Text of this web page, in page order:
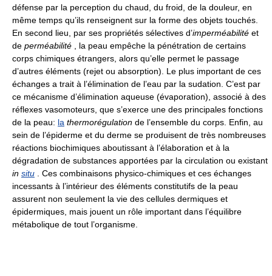
défense par la perception du chaud, du froid, de la douleur, en
même temps qu’ils renseignent sur la forme des objets touchés.
En second lieu, par ses propriétés sélectives d’imperméabilité et
de perméabilité , la peau empêche la pénétration de certains
corps chimiques étrangers, alors qu’elle permet le passage
d’autres éléments (rejet ou absorption). Le plus important de ces
échanges a trait à l’élimination de l’eau par la sudation. C’est par
ce mécanisme d’élimination aqueuse (évaporation), associé à des
réflexes vasomoteurs, que s’exerce une des principales fonctions
de la peau: la thermorégulation de l’ensemble du corps. Enfin, au
sein de l’épiderme et du derme se produisent de très nombreuses
réactions biochimiques aboutissant à l’élaboration et à la
dégradation de substances apportées par la circulation ou existant
in situ . Ces combinaisons physico-chimiques et ces échanges
incessants à l’intérieur des éléments constitutifs de la peau
assurent non seulement la vie des cellules dermiques et
épidermiques, mais jouent un rôle important dans l’équilibre
métabolique de tout l’organisme.